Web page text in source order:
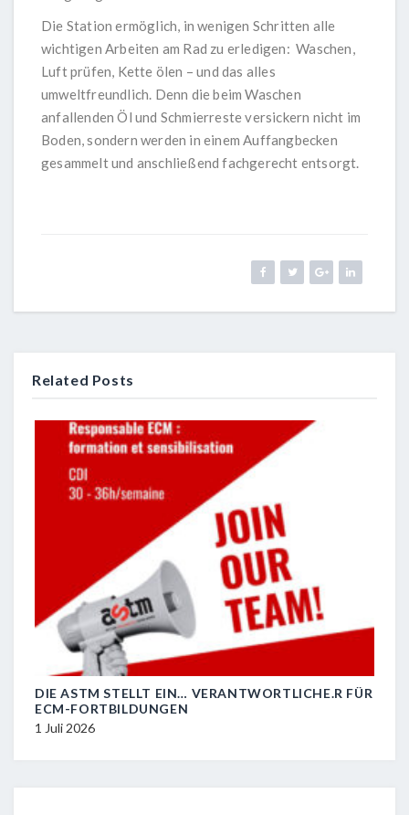
Die Station ermöglich, in wenigen Schritten alle
wichtigen Arbeiten am Rad zu erledigen: Waschen,
Luft prüfen, Kette ölen – und das alles
umweltfreundlich. Denn die beim Waschen
anfallenden Öl und Schmierreste versickern nicht im
Boden, sondern werden in einem Auffangbecken
gesammelt und anschließend fachgerecht entsorgt.
Related Posts
DIE ASTM STELLT EIN… VERANTWORTLICHE.R FÜR
ECM-FORTBILDUNGEN
1 Juli 2026